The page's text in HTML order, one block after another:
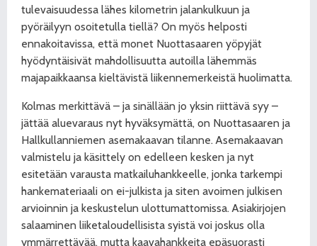
tulevaisuudessa lähes kilometrin jalankulkuun ja
pyöräilyyn osoitetulla tiellä? On myös helposti
ennakoitavissa, että monet Nuottasaaren yöpyjät
hyödyntäisivät mahdollisuutta autoilla lähemmäs
majapaikkaansa kieltävistä liikennemerkeistä huolimatta.
Kolmas merkittävä – ja sinällään jo yksin riittävä syy –
jättää aluevaraus nyt hyväksymättä, on Nuottasaaren ja
Hallkullanniemen asemakaavan tilanne. Asemakaavan
valmistelu ja käsittely on edelleen kesken ja nyt
esitetään varausta matkailuhankkeelle, jonka tarkempi
hankemateriaali on ei-julkista ja siten avoimen julkisen
arvioinnin ja keskustelun ulottumattomissa. Asiakirjojen
salaaminen liiketaloudellisista syistä voi joskus olla
ymmärrettävää, mutta kaavahankkeita epäsuorasti